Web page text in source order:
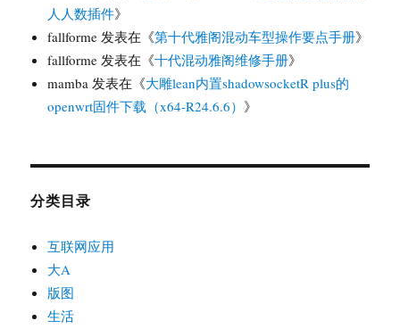
人人数插件》
fallforme 发表在《第十代雅阁混动车型操作要点手册》
fallforme 发表在《十代混动雅阁维修手册》
mamba 发表在《大雕lean内置shadowsocketR plus的
openwrt固件下载（x64-R24.6.6） 》
分类目录
互联网应用
大A
版图
生活